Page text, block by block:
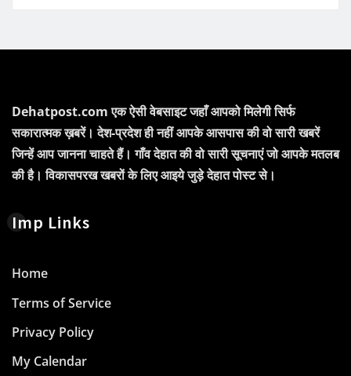
Dehatpost.com एक ऐसी वेबसाइट जहाँ आपको मिलेगी सिर्फ
सकारात्मक ख़बरें। देश-प्रदेश ही नहीं आपके आसपास की वो सारी खबरें
जिन्हें आप जानना चाहते हैं। गाँव देहात की वो सारी सूचनाएं जो आपके मतलब
की है। विकासपरख खबरों के लिए आइये जुड़े देहात पोस्ट से।
Imp Links
Home
Terms of Service
Privacy Policy
My Calendar